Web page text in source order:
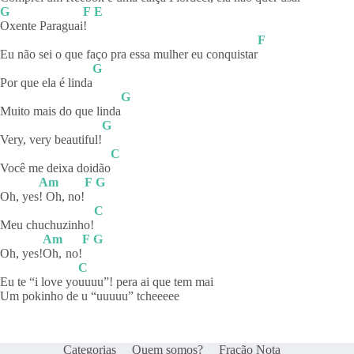
G
Oxente Paraguai
F
!
E
Eu não sei o que faço pra essa mulher eu conquistar
F
Por que ela é linda
G
Muito mais do que linda
G
Very, very beautiful!
G
Você me deixa doidão
C
Oh, yes
Am
! Oh, no!
F G
Meu chuchuzinho!
C
Oh, yes!
Am
Oh, no!
F G
Eu te “i love yo
C
uuuu”! pera ai que tem mai
Um pokinho de u “uuuuu” tcheeeee
Categorias Quem somos?
Fração Nota